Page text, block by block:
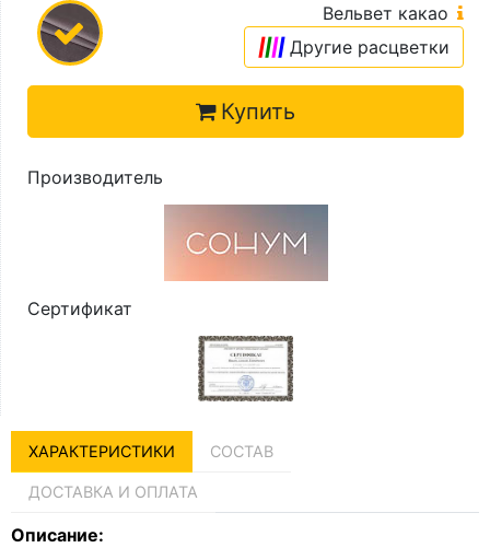
Вельвет какао
|||| Другие расцветки
Купить
Производитель
Сертификат
ХАРАКТЕРИСТИКИ СОСТАВ
ДОСТАВКА И ОПЛАТА
Описание: